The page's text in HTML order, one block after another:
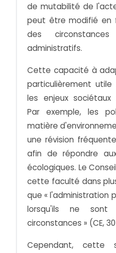
de mutabilité de
peut être modifié en
des
administratifs.
Cette capacité à
particulièrement
les enjeux sociétaux
Par exemple, les
matière
une révision
afin de répondre
écologiques. Le
cette faculté dans
que « l'administration
lorsqu'ils ne
circonstances » (CE,
Cependant, cette